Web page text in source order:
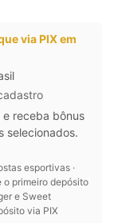
via PIX em
receba bônus
selecionados.
esportivas ·
o primeiro depósito
e Sweet
via PIX